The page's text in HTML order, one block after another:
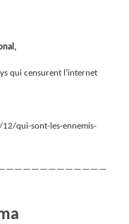
qui censurent l’internet
qui-sont-les-ennemis-